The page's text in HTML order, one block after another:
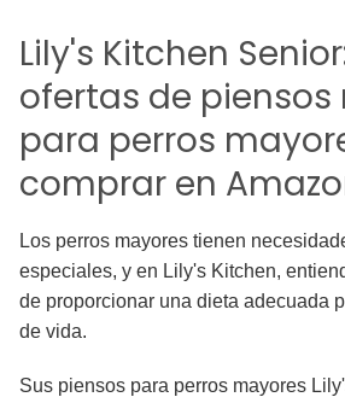
Lily's Kitchen
ofertas de
para perros
comprar en
Los perros mayores tienen
especiales, y en Lily's Kitchen,
de proporcionar una dieta adecuada
de vida.
Sus piensos para perros mayores